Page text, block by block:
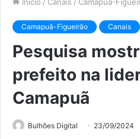
Início / Canais / Camapuã-
Camapuã-Figueirão Canais
Pesquisa
prefeito na
Camapuã
Bulhões Digital 23/09/2024